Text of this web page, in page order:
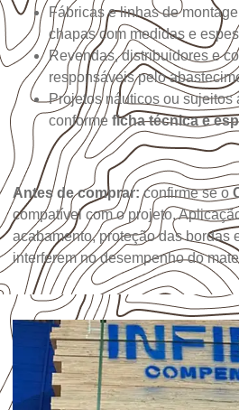
Fábricas e linhas de
chapas com medidas e
Revendas, distribuidores e
responsáveis pelo
Projetos náuticos ou sujeitos
conforme ficha técnica e
Antes de comprar: confirme se o
compatível com o projeto.
acabamento, proteção das bordas
interferem no desempenho do